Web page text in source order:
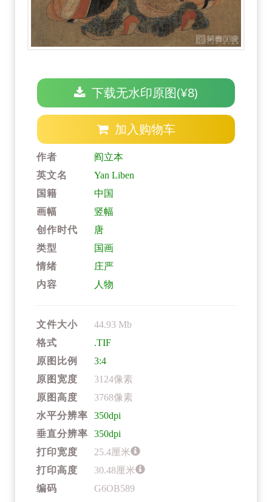
下载无水印原图(¥8)
加入购物车
作者
阎立本
英文名
Yan Liben
国籍
中国
画幅
竖幅
创作时代
唐
类型
国画
情绪
庄严
内容
人物
文件大小
44.93 Mb
格式
.TIF
原图比例
3:4
原图宽度
3124像素
原图高度
3768像素
水平分辨率
350dpi
垂直分辨率
350dpi
打印宽度
25.4厘米
打印高度
30.48厘米
编码
G6OB589